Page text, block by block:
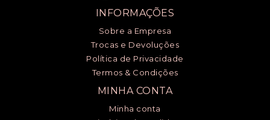
INFORMAÇÕES
Sobre a Empresa
Trocas e Devoluções
Política de Privacidade
Termos & Condições
MINHA CONTA
Minha conta